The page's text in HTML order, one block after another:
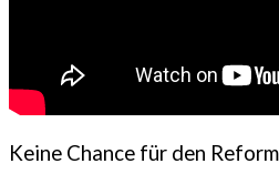
Keine Chance für den